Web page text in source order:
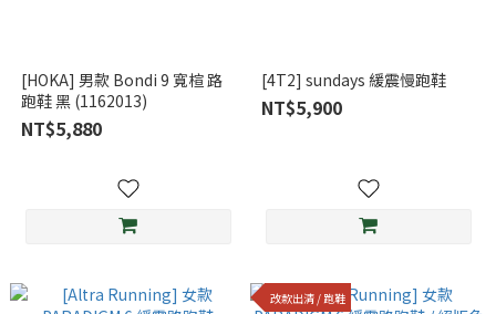
[HOKA] 男款 Bondi 9 寬楦 路
跑鞋 黑 (1162013)
NT$5,880
[4T2] sundays 緩震慢跑鞋
NT$5,900
改款出清 / 跑鞋